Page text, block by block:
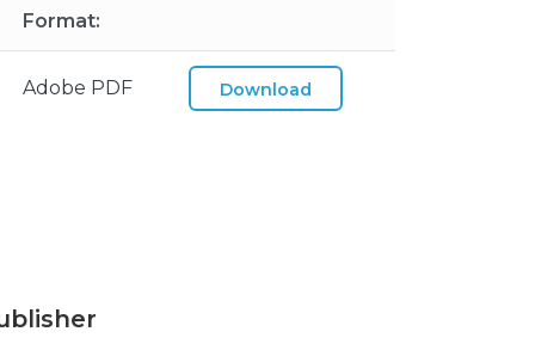
Format:
Adobe PDF Download